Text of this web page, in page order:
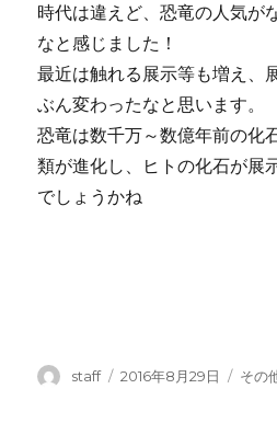
時代は違えど、恐竜の人気が
なと感じました！
最近は触れる展示等も増え、
ぶん変わったなと思います。
恐竜は数千万～数億年前の化
類が進化し、ヒトの化石が展
でしょうかね
投
staff
投
2016年8月29日
カ
その